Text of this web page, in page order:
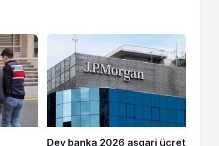
Dev banka 2026 asgari ücret